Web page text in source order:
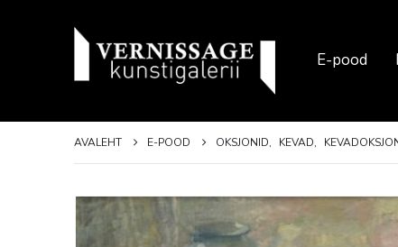
E-pood
AVALEHT E-POOD OKSJONID, KEVAD,